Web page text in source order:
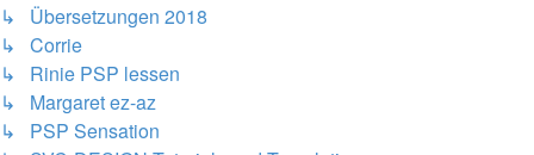
↳ Übersetzungen 2018
↳ Corrie
↳ Rinie PSP lessen
↳ Margaret ez-az
↳ PSP Sensation